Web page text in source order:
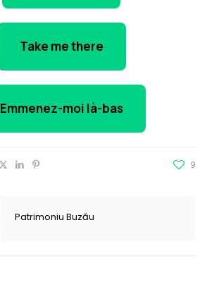
Take me there
Emmenez-moi là-bas
9
Patrimoniu Buzău